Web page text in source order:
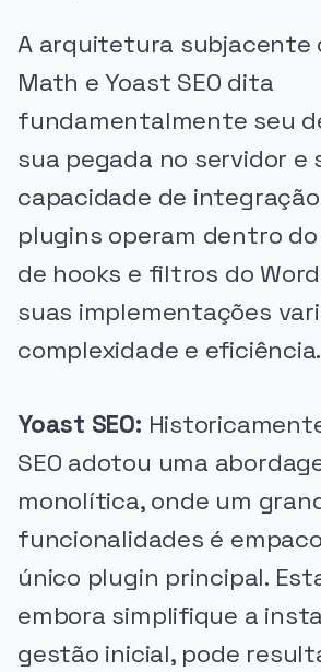
A arquitetura subjacente
Math e Yoast SEO dita
fundamentalmente seu
sua pegada no servidor e
capacidade de
plugins operam dentro
de hooks e filtros do
suas implementações
complexidade e eficiência.
Yoast SEO:
SEO adotou uma
monolítica, onde um
funcionalidades é
único plugin principal.
embora simplifique a
gestão inicial, pode